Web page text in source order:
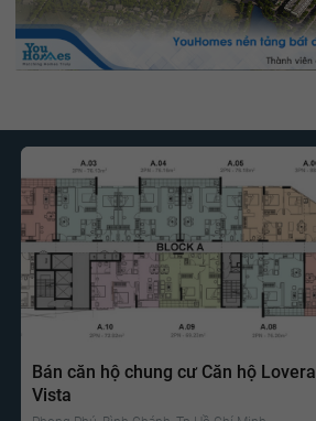
Bán căn hộ chung cư Căn hộ Lovera
Vista